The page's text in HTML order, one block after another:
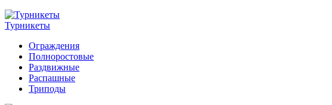
Турникеты
Ограждения
Полноростовые
Раздвижные
Распашные
Триподы